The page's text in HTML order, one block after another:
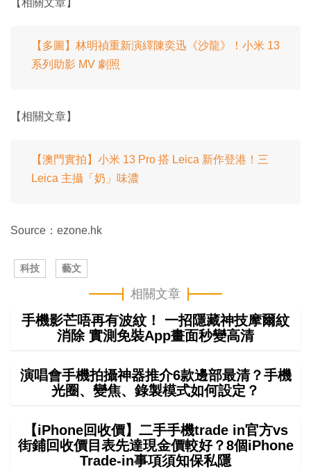
【多圖】林明禎重新演繹陳奕迅《沙龍》！小米 13
系列助影 MV 劇照
【相關文章】
【澳門實拍】小米 13 Pro 搭 Leica 新作登港！三
Leica 主攝「奶」味濃
Source：ezone.hk
科技 藝文
相關文章
手機影芒唔再有波紋！ 一招隱藏神技摩爾紋
消除 實測免裝App畫面秒變高清
演唱會手機拍攝神器推介6款邊部最清？手機
光圈、變焦、錄製模式如何設定？
【iPhone回收價】二手手機trade in官方vs
街鋪回收價目表先達現金價較好？8個iPhone
Trade-in事項須知保私隱